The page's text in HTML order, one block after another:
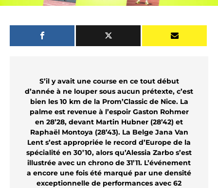
S’il y avait une course en ce tout début
d’année à ne louper sous aucun prétexte, c’est
bien les 10 km de la Prom’Classic de Nice.La
palme est revenue à l’espoir Gaston Rohmer
en 28’28, devant Martin Hubner (28’42) et
Raphaël Montoya (28’43). La Belge Jana Van
Lent s’est appropriée le record d’Europe de la
spécialité en 30’10, alors qu’Alessia Zarbo s’est
illustrée avec un chrono de 31’11. L’événement
a encore une fois été marqué par une densité
exceptionnelle de performances avec 62